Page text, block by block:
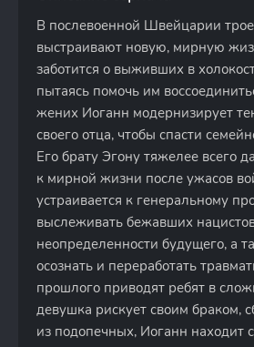
В послевоенной Швейцарии
выстраивают новую, мирную
заботится о выживших в
пытаясь помочь им
жених Иоганн модернизирует
своего отца, чтобы спасти
Его брату Эгону тяжелее всего
к мирной жизни после ужасов
устраивается к генеральному
выслеживать бежавших
неопределенности будущего, а
осознать и переработать
прошлого приводят ребят в
девушка рискует своим браком,
из подопечных, Иоганн находит